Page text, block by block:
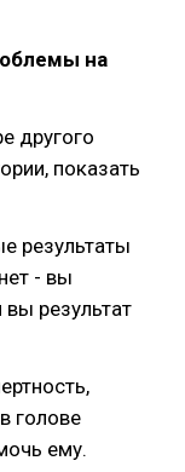
на
другого
показать
результаты
- вы
результат
голове
ему.